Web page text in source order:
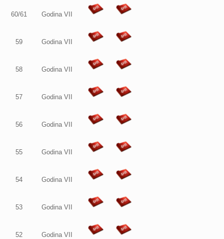
60/61 Godina VII
59 Godina VII
58 Godina VII
57 Godina VII
56 Godina VII
55 Godina VII
54 Godina VII
53 Godina VII
52 Godina VII